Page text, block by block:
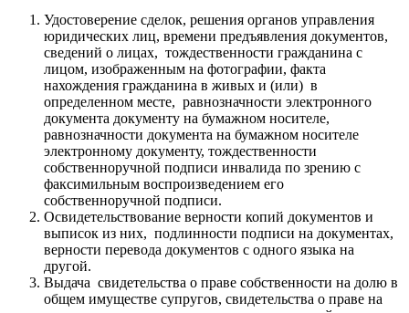
Удостоверение сделок, решения органов управления
юридических лиц, времени предъявления документов,
сведений о лицах, тождественности гражданина с
лицом, изображенным на фотографии, факта
нахождения гражданина в живых и (или) в
определенном месте, равнозначности электронного
документа документу на бумажном носителе,
равнозначности документа на бумажном носителе
электронному документу, тождественности
собственноручной подписи инвалида по зрению с
факсимильным воспроизведением его
собственноручной подписи.
Освидетельствование верности копий документов и
выписок из них, подлинности подписи на документах,
верности перевода документов с одного языка на
другой.
Выдача свидетельства о праве собственности на долю в
общем имуществе супругов, свидетельства о праве на